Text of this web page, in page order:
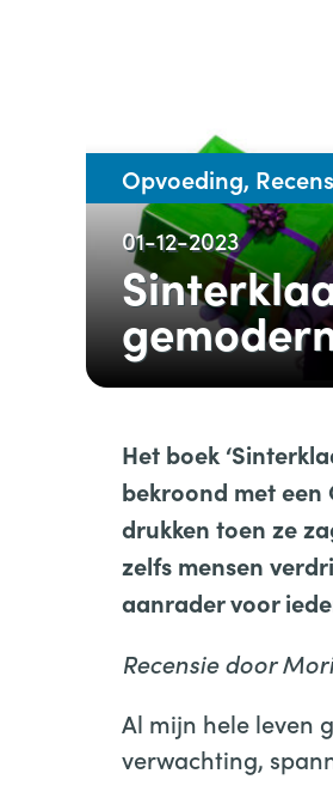
Opvoeding,
01-12-2023
Het boek
bekroond met een
drukken toen ze
zelfs mensen
aanrader voor
Recensie door
Al mijn hele leven
verwachting,